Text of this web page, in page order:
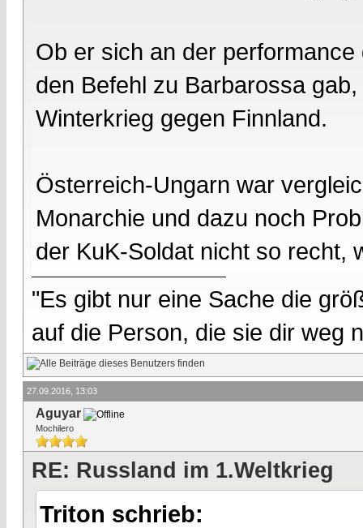
Ob er sich an der
den Befehl zu Barbarossa
Winterkrieg gegen Finnland.
Österreich-Ungarn war
Monarchie und dazu noch
der KuK-Soldat nicht so recht,
"Es gibt nur eine Sache die
auf die Person, die sie dir weg
27.09.2016, 13:03
Aguyar
Mochilero
RE: Russland im 1.Weltkrieg
Triton schrieb: